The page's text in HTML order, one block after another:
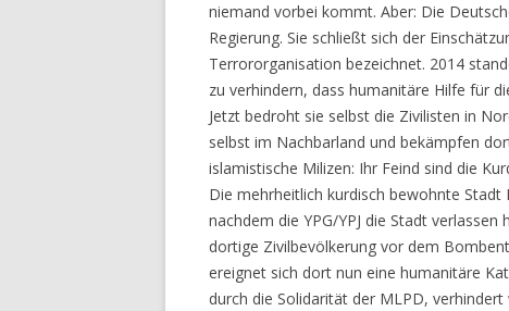
niemand vorbei kommt. Aber: Die
Regierung. Sie schließt sich der
Terrororganisation bezeichnet. 2014
zu verhindern, dass humanitäre Hilfe für
Jetzt bedroht sie selbst die Zivilisten in
selbst im Nachbarland und bekämpfen
islamistische Milizen: Ihr Feind sind die
Die mehrheitlich kurdisch bewohnte
nachdem die YPG/YPJ die Stadt
dortige Zivilbevölkerung vor dem
ereignet sich dort nun eine humanitäre
durch die Solidarität der MLPD, verhindert